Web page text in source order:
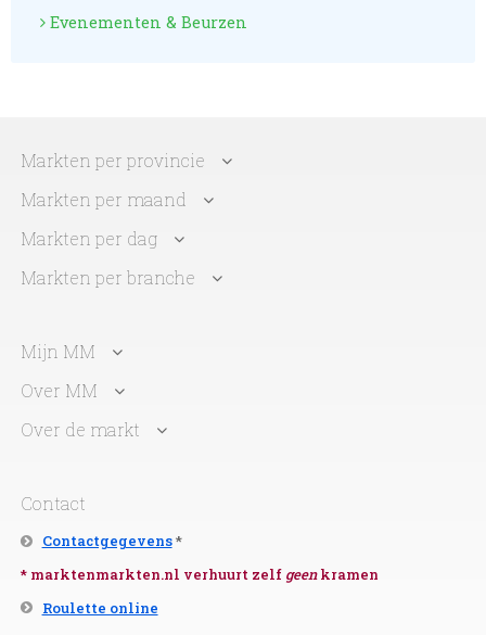
Evenementen & Beurzen
Markten per provincie
Markten per maand
Markten per dag
Markten per branche
Mijn MM
Over MM
Over de markt
Contact
Contactgegevens*
* marktenmarkten.nl verhuurt zelf geenkramen
Roulette online